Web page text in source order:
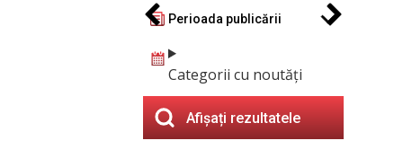
Perioada publicării
Categorii cu noutăți
Afișați rezultatele